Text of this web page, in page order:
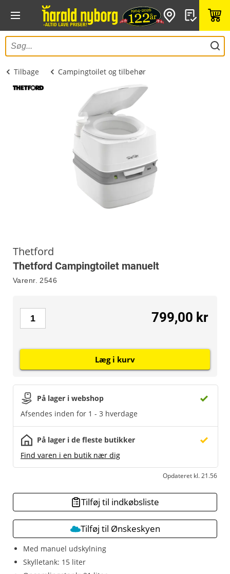
Tilbage Campingtoilet og tilbehør
Thetford
Thetford Campingtoilet manuelt
Varenr. 2546
Med manuel udskylning
Skylletank: 15 liter
På lager i webshop
Afsendes inden for 1 - 3 hverdage
På lager i de fleste butikker
Find varen i en butik nær dig
Opdateret kl. 21.56
799,00 kr
Læg i kurv
Tilføj til indkøbsliste
Tilføj til Ønskeskyen